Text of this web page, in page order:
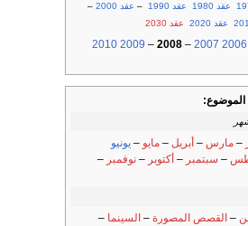
عقد 1980 عقد 1990 – عقد 2000
–
عقد 2020 عقد 2030
2006
2007
–
2008
–
2009
2010
– مارس – أبريل – مايو – يونيو
– سبتمبر – أكتوبر – نوفمبر –
– القصص المصورة – السينما –